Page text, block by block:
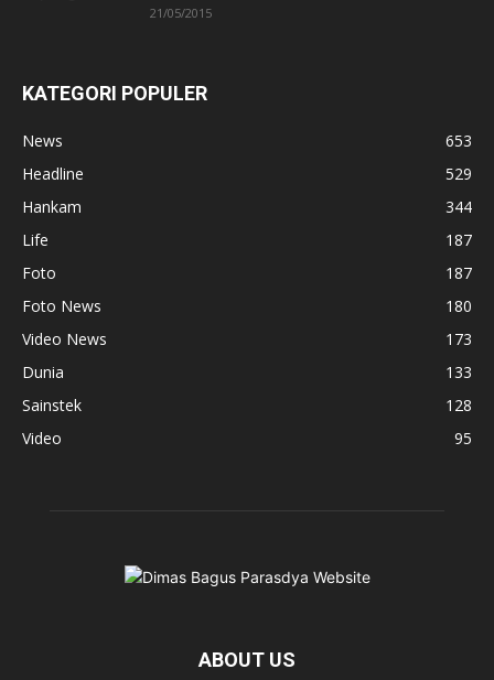
21/05/2015
KATEGORI POPULER
News
653
Headline
529
Hankam
344
Life
187
Foto
187
Foto News
180
Video News
173
Dunia
133
Sainstek
128
Video
95
ABOUT US